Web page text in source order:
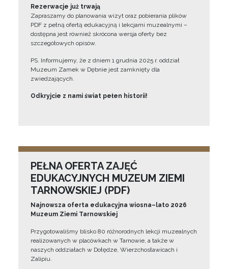
Rezerwacje już trwają
Zapraszamy do planowania wizyt oraz pobierania plików
PDF z pełną ofertą edukacyjną i lekcjami muzealnymi –
dostępna jest również skrócona wersja oferty bez
szczegółowych opisów.
PS. Informujemy, że z dniem 1 grudnia 2025 r. oddział
Muzeum Zamek w Dębnie jest zamknięty dla
zwiedzających.
Odkryjcie z nami świat pełen historii!
PEŁNA OFERTA ZAJĘĆ
EDUKACYJNYCH MUZEUM ZIEMI
TARNOWSKIEJ (PDF)
Najnowsza oferta edukacyjna wiosna–lato 2026
Muzeum Ziemi Tarnowskiej
Przygotowaliśmy blisko 80 różnorodnych lekcji muzealnych
realizowanych w placówkach w Tarnowie, a także w
naszych oddziałach w Dołędze, Wierzchosławicach i
Zalipiu.